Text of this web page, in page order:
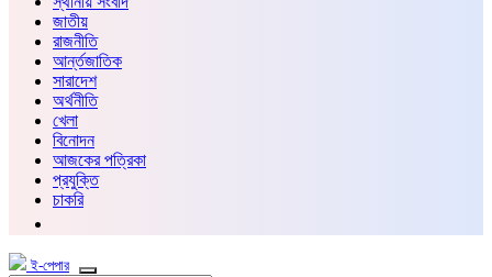
জাতীয়
রাজনীতি
আর্ন্তজাতিক
সারাদেশ
অর্থনীতি
খেলা
বিনোদন
আজকের পত্রিকা
প্রযুক্তি
চাকরি
ই-পেপার